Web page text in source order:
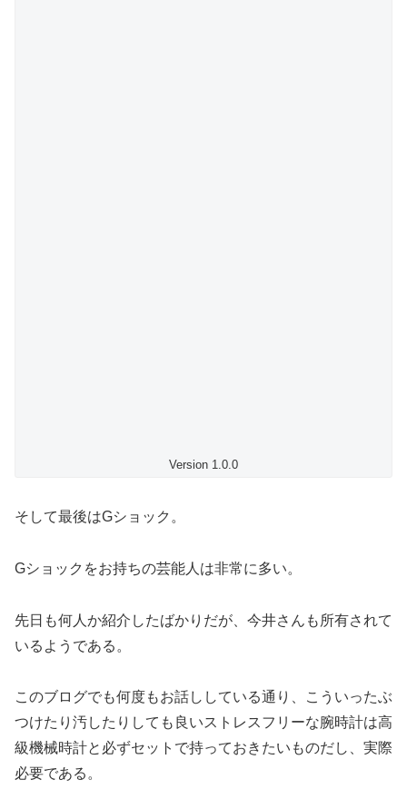
Version 1.0.0
そして最後はGショック。
Gショックをお持ちの芸能人は非常に多い。
先日も何人か紹介したばかりだが、今井さんも所有されて
いるようである。
このブログでも何度もお話ししている通り、こういったぶ
つけたり汚したりしても良いストレスフリーな腕時計は高
級機械時計と必ずセットで持っておきたいものだし、実際
必要である。